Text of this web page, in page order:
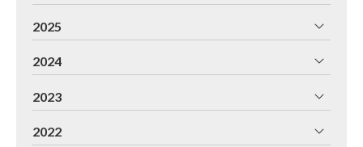
2025
2024
2023
2022